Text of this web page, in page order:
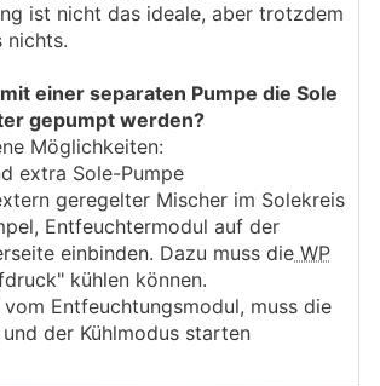
ist nicht das ideale, aber trotzdem
nichts.
einer separaten Pumpe die Sole
gepumpt werden?
Möglichkeiten:
extra Sole-Pumpe
geregelter Mischer im Solekreis
Entfeuchtermodul auf der
einbinden. Dazu muss die WP
kühlen können.
Entfeuchtungsmodul, muss die
der Kühlmodus starten